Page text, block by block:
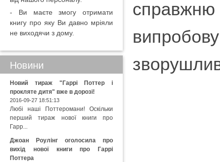
- Ви маєте змогу отримати
книгу про яку Ви давно мріяли
не виходячи з дому.
Новини
Новий тираж "Гаррі Поттер і
прокляте дитя" вже в дорозі!
2016-09-27 18:51:13
Любі наші Поттеромани! Оскільки
перший тираж нової книги про
Гарр...
Джоан Роулінг оголосила про
вихід нової книги про Гаррі
Поттера